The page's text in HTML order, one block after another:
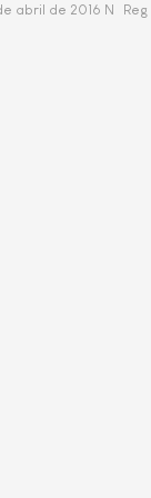
abril de 2016 Nº Reg